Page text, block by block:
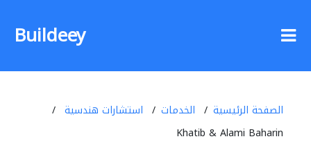
Buildeey
الصفحة الرئيسية الخدمات
استشارات هندسية
Khatib & Alami Baharin